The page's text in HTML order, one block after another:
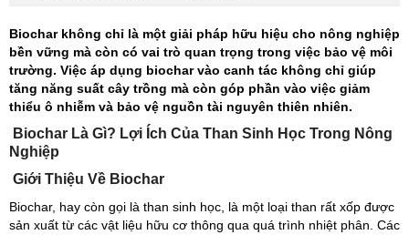
Biochar không chỉ là một giải pháp hữu hiệu cho nông nghiệp
bền vững mà còn có vai trò quan trọng trong việc bảo vệ môi
trường. Việc áp dụng biochar vào canh tác không chỉ giúp
tăng năng suất cây trồng mà còn góp phần vào việc giảm
thiểu ô nhiễm và bảo vệ nguồn tài nguyên thiên nhiên.
Biochar Là Gì? Lợi Ích Của Than Sinh Học Trong Nông
Nghiệp
Giới Thiệu Về Biochar
Biochar, hay còn gọi là than sinh học, là một loại than rất xốp được
sản xuất từ các vật liệu hữu cơ thông qua quá trình nhiệt phân. Các